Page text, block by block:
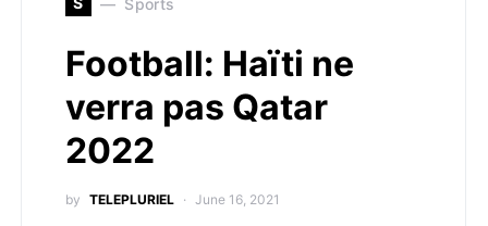
Football: Haïti ne
verra pas Qatar
2022
by TELEPLURIEL June 16, 2021